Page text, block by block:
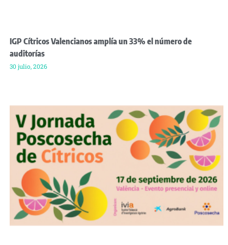
IGP Cítricos Valencianos amplía un 33% el número de
auditorías
30 julio, 2026